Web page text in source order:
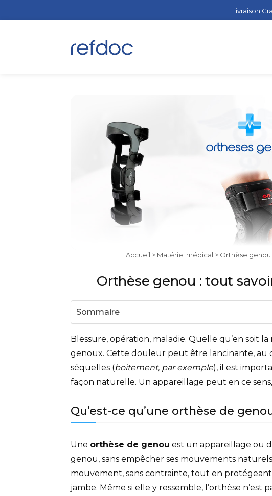
Livraison
Accueil > Matériel médical > Orthèse
Orthèse genou : tout
Sommaire
Blessure, opération, maladie. Quelle qu’en soit
genoux. Cette douleur peut être lancinante, au
séquelles (boitement, par exemple), il est
façon naturelle. Un appareillage peut en ce
Qu’est-ce qu’une orthèse de
Une orthèse de genou est un appareillage ou
genou, sans empêcher ses mouvements
mouvement, sans contrainte, tout en
jambe. Même si elle y ressemble, l’orthèse n’est